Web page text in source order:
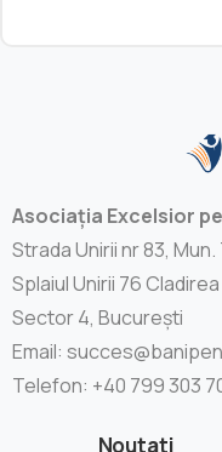
Asociația Excelsior
Strada Unirii nr 83,
Splaiul Unirii 76
Sector 4, București
Email:
Telefon: +40 799 303
Noutati